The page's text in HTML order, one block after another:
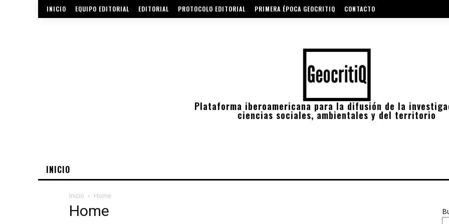
INICIO EQUIPO EDITORIAL EDITORIAL PROTOCOLO EDITORIAL PRIMERA ÉPOCA GEOCRITIQ CONTACTO
Plataforma iberoamericana para la difusión de la
ciencias sociales, ambientales y del territorio
INICIO
Inicio Home
Home